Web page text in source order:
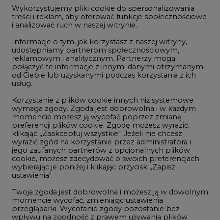
1PGE szuka pracowników, zobacz nowe
ogłoszenia
2
Budowa terminala intermodalnego w
Zabrzu wkracza w końcowy etap
realizacji
3
Kogo teraz zatrudniają Polskie Sieci
Elektroenergetyczne
4
Do końca sierpnia trzeba złożyć wniosek
cookie, możesz zdecydować o swoich preferencjach
wybierając je poniżej i klikając przycisk „Zapisz
ustawienia".
Twoja zgoda jest dobrowolna i możesz ją w dowolnym
momencie wycofać, zmieniając ustawienia
przeglądarki. Wycofanie zgody pozostanie bez
wpływu na zgodność z prawem używania plików
cookie i podobnych technologii, którego dokonano
na podstawie zgody przed jej wycofaniem. Korzystanie
przetwarzaniem Twoich danych osobowych.
Równocześnie informujemy, że Administratorem
Państwa danych jest Agencja Rynku Energii S.A., ul.
Bobrowiecka 3, 00-728 Warszawa.
Więcej informacji o przetwarzaniu danych osobowych
oraz mechanizmie plików cookie znajdą Państwo
wPolityce prywatności.
wszystkie